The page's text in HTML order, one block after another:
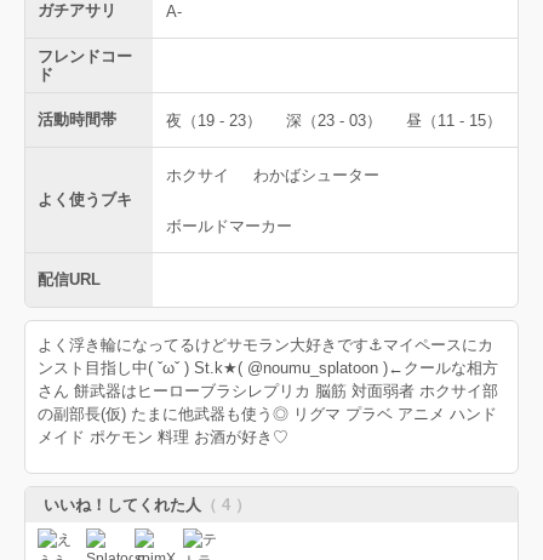
ガチアサリ A-
フレンドコー
ド
活動時間帯 夜（19 - 23） 深（23 - 03） 昼（11 - 15）
よく使うブキ
ホクサイ わかばシューター
ボールドマーカー
配信URL
よく浮き輪になってるけどサモラン大好きです⚓️マイペースにカ
ンスト目指し中( ˇωˇ ) St.k★( @noumu_splatoon )←クールな相方
さん 餅武器はヒーローブラシレプリカ 脳筋 対面弱者 ホクサイ部
の副部長(仮) たまに他武器も使う◎ リグマ プラベ アニメ ハンド
メイド ポケモン 料理 お酒が好き♡
いいね！してくれた人 （ 4 ）